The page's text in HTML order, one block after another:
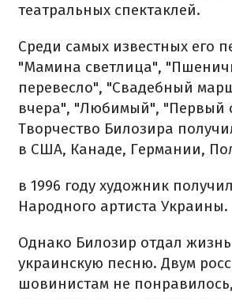
театральных спектаклей.
Среди самых известных его
"Мамина светлица",
перевесло", "Свадебный
вчера", "Любимый", "Первый
Творчество Билозира
в США, Канаде, Германии,
в 1996 году художник
Народного артиста Украины.
Однако Билозир отдал
украинскую песню. Двум
шовинистам не